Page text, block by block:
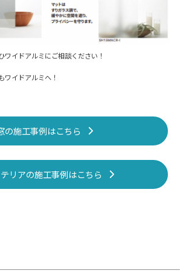
ワイドアルミにご相談ください！
ワイドアルミへ！
の施工事例はこちら
リアの施工事例はこちら